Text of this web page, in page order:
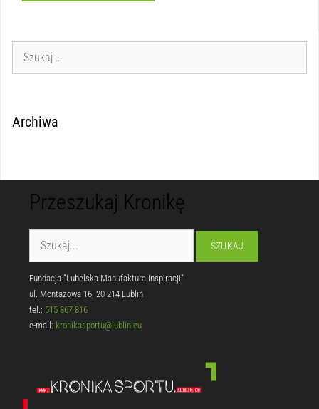
Archiwa
Przeszukaj Kronikę
Fundacja "Lubelska Manufaktura Inspiracji"
ul. Montażowa 16, 20-214 Lublin
tel.: 515 867 816
e-mail: kronikasportu@lublin.eu